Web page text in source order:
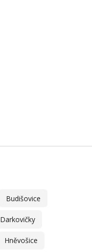
Budišovice
Darkovičky
Hněvošice